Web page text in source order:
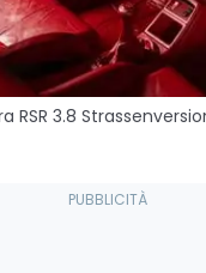
RSR 3.8